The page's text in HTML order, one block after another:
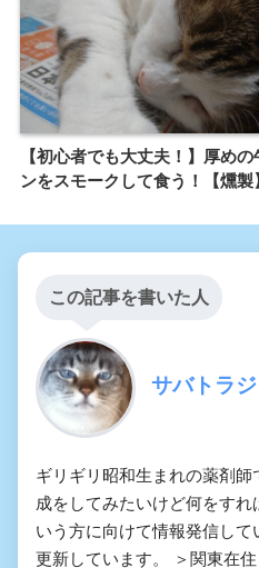
【初心者でも大丈夫！】厚めの
ンをスモークして食う！【燻製
この記事を書いた人
サバトラ
ギリギリ昭和生まれの薬剤
成をしてみたいけど何をす
いう方に向けて情報発信し
更新しています。 ＞関東在